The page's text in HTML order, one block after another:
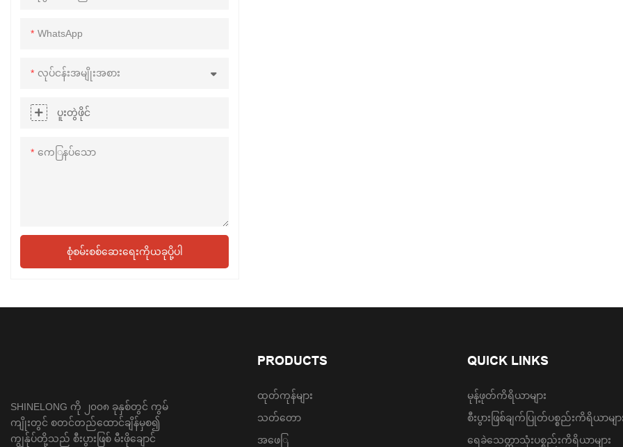
WhatsApp
လုပ်ငန်းအမျိုးအစား
ပူးတွဲဖိုင်
ကေြနပ်သော
စုံစမ်းစစ်ဆေးရေးကိုယခုပို့ပါ
SHINELONG ကို ၂၀၀၈ ခုနှစ်တွင် ကွမ်
ကျိုးတွင် စတင်တည်ထောင်ချိန်မှစ၍
ကျွန်ုပ်တို့သည် စီးပွားဖြစ် မီးဖိုချောင်
PRODUCTS
ထုတ်ကုန်များ
သတ်တော
အဖေြ
QUICK LINKS
မုန့်ဖုတ်ကိရိယာများ
စီးပွားဖြစ်ချက်ပြုတ်ပစ္စည်းကိရိယာမျာ
ရေခဲသေတ္တာသုံးပစ္စည်းကိရိယာများ